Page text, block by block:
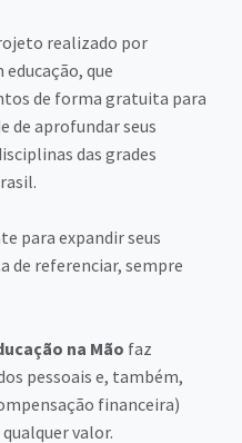
realizado por
que
de forma gratuita para
de aprofundar seus
das grades
para expandir seus
de referenciar, sempre
na Mão faz
pessoais e, também,
financeira)
valor.